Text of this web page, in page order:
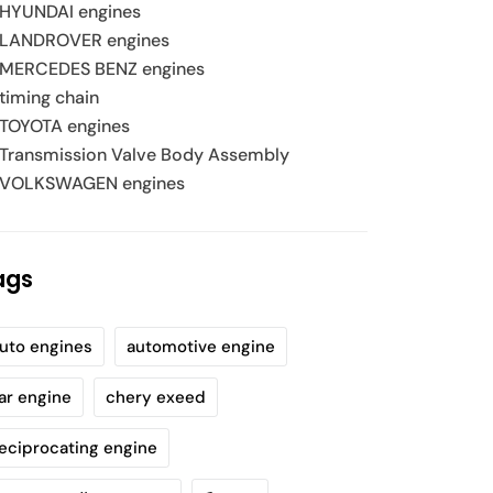
HYUNDAI engines
LANDROVER engines
MERCEDES BENZ engines
timing chain
TOYOTA engines
Transmission Valve Body Assembly
VOLKSWAGEN engines
engines automotive engine
engine chery exeed
engine